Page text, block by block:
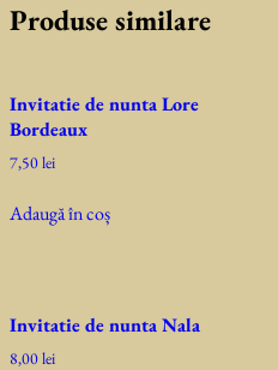
Produse similare
Invitatie de nunta Lore
Bordeaux
7,50lei
Adaugă în coș
Invitatie de nunta Nala
8,00lei